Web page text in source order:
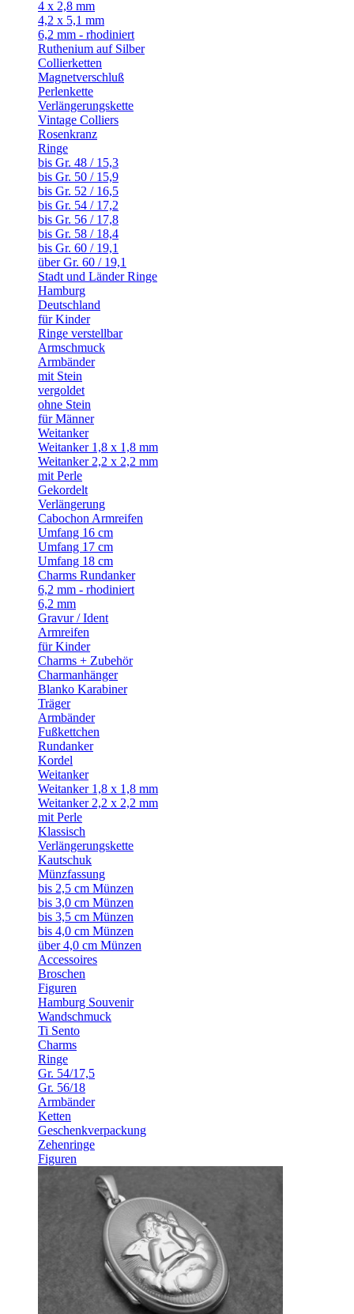
4 x 2,8 mm
4,2 x 5,1 mm
6,2 mm - rhodiniert
Ruthenium auf Silber
Collierketten
Magnetverschluß
Perlenkette
Verlängerungskette
Vintage Colliers
Rosenkranz
Ringe
bis Gr. 48 / 15,3
bis Gr. 50 / 15,9
bis Gr. 52 / 16,5
bis Gr. 54 / 17,2
bis Gr. 56 / 17,8
bis Gr. 58 / 18,4
bis Gr. 60 / 19,1
über Gr. 60 / 19,1
Stadt und Länder Ringe
Hamburg
Deutschland
für Kinder
Ringe verstellbar
Armschmuck
Armbänder
mit Stein
vergoldet
ohne Stein
für Männer
Weitanker
Weitanker 1,8 x 1,8 mm
Weitanker 2,2 x 2,2 mm
mit Perle
Gekordelt
Verlängerung
Cabochon Armreifen
Umfang 16 cm
Umfang 17 cm
Umfang 18 cm
Charms Rundanker
6,2 mm - rhodiniert
6,2 mm
Gravur / Ident
Armreifen
für Kinder
Charms + Zubehör
Charmanhänger
Blanko Karabiner
Träger
Armbänder
Fußkettchen
Rundanker
Kordel
Weitanker
Weitanker 1,8 x 1,8 mm
Weitanker 2,2 x 2,2 mm
mit Perle
Klassisch
Verlängerungskette
Kautschuk
Münzfassung
bis 2,5 cm Münzen
bis 3,0 cm Münzen
bis 3,5 cm Münzen
bis 4,0 cm Münzen
über 4,0 cm Münzen
Accessoires
Broschen
Figuren
Hamburg Souvenir
Wandschmuck
Ti Sento
Charms
Ringe
Gr. 54/17,5
Gr. 56/18
Armbänder
Ketten
Geschenkverpackung
Zehenringe
Figuren